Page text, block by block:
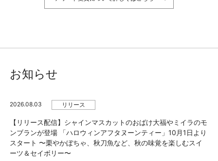
お知らせ
2026.08.03 リリース
【リリース配信】シャインマスカットのおばけ大福やミイラのモ
ンブランが登場 「ハロウィンアフタヌーンティー」10月1日より
スタート 〜栗やかぼちゃ、秋刀魚など、秋の味覚を楽しむスイ
ーツ＆セイボリー〜